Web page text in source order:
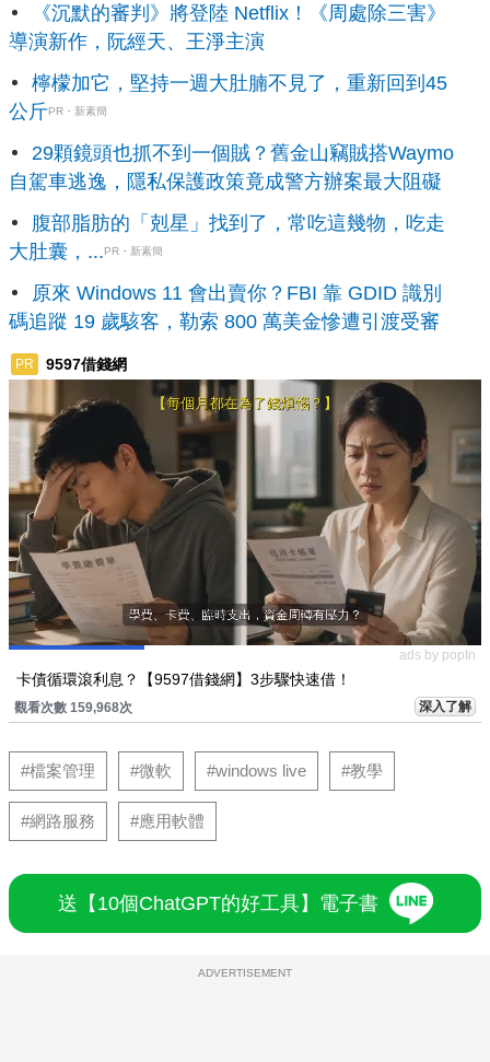
《沉默的審判》將登陸 Netflix！《周處除三害》
導演新作，阮經天、王淨主演
檸檬加它，堅持一週大肚腩不見了，重新回到45
公斤PR・新素簡
29顆鏡頭也抓不到一個賊？舊金山竊賊搭Waymo
自駕車逃逸，隱私保護政策竟成警方辦案最大阻礙
腹部脂肪的「剋星」找到了，常吃這幾物，吃走
大肚囊，...PR・新素簡
原來 Windows 11 會出賣你？FBI 靠 GDID 識別
碼追蹤 19 歲駭客，勒索 800 萬美金慘遭引渡受審
PR 9597借錢網
ads by popIn
卡債循環滾利息？【9597借錢網】3步驟快速借！
觀看次數 159,968次 深入了解
#檔案管理 #微軟 #windows live #教學
#網路服務 #應用軟體
送【10個ChatGPT的好工具】電子書
ADVERTISEMENT